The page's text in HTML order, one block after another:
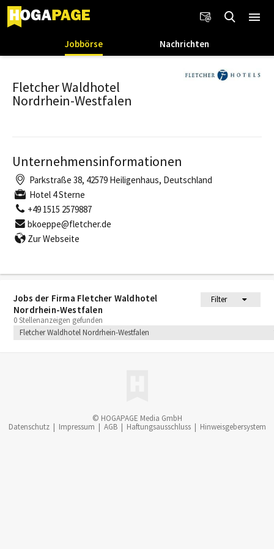
Jobbörse Nachrichten
Jobs der Firma Fletcher Waldhotel
Nordrhein-Westfalen
Filter
0 Stellenanzeigen gefunden
Fletcher Waldhotel Nordrhein-Westfalen
Fletcher Waldhotel
Nordrhein-Westfalen
Unternehmensinformationen
Parkstraße 38, 42579 Heiligenhaus, Deutschland
Hotel 4 Sterne
+49 1515 2579887
bkoeppe@fletcher.de
Zur Webseite
© HOGAPAGE Media GmbH
Datenschutz | Impressum | AGB | Haftungsausschluss | Hinweisgebersystem